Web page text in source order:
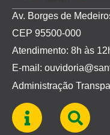
Av. Borges de
CEP 95500-000
Atendimento: 8h às
E-mail:
Administração